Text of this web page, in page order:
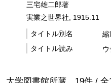
三宅雄二郎著
実業之世界社, 1915.11
タイトル別名
縮
タイトル読み
大学図書館所蔵 19件 / 全